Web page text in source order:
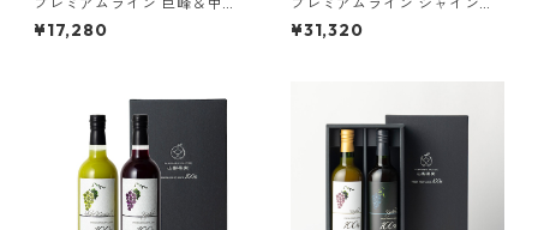
（レッド）2本セット 果汁10
0％ストレート最高級ぶどうジ
¥17,280
マスカット&甲州（レッド）
２本セット 果汁100％ストレ
¥31,320